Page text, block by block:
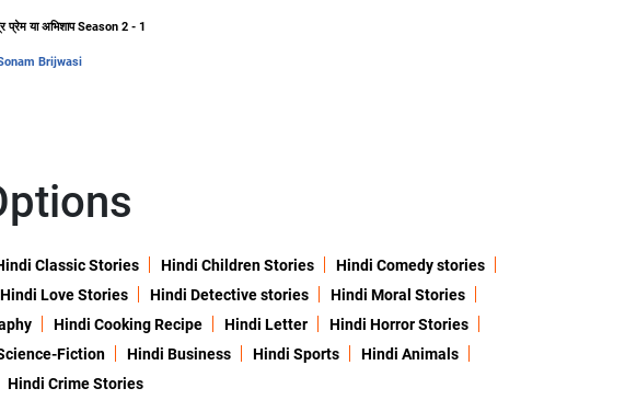
प्रेम या अभिशाप Season 2 - 1
Brijwasi
Classic Stories Hindi Children Stories
Hindi Comedy stories
Hindi Love Stories Hindi Detective stories
Hindi Moral Stories
Hindi Cooking Recipe Hindi Letter
Hindi Horror Stories
Fiction Hindi Business Hindi Sports
Hindi Animals
Hindi Crime Stories